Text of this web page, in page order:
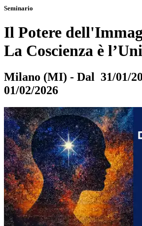
Seminario
Il Potere
La Coscienza è
Milano (MI) - Dal 31/01/
01/02/2026